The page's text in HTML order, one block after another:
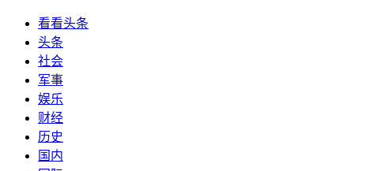
看看头条
头条
社会
军事
娱乐
财经
历史
国内